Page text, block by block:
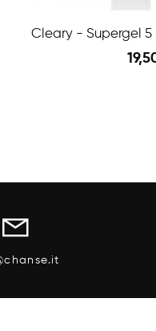
Cleary - Supergel 5